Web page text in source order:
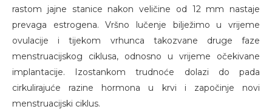
rastom jajne stanice nakon veličine od 12 mm nastaje
prevaga estrogena. Vršno lučenje bilježimo u vrijeme
ovulacije i tijekom vrhunca takozvane druge faze
menstruacijskog ciklusa, odnosno u vrijeme očekivane
implantacije. Izostankom trudnoće dolazi do pada
cirkulirajuće razine hormona u krvi i započinje novi
menstruacijski ciklus.